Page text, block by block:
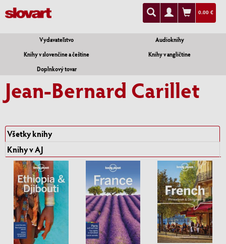
0.00 €
Vydavateľstvo
Audioknihy
Knihy v slovenčine a češtine
Knihy v angličtine
Doplnkový tovar
Jean-Bernard Carillet
Všetky knihy
Knihy v AJ